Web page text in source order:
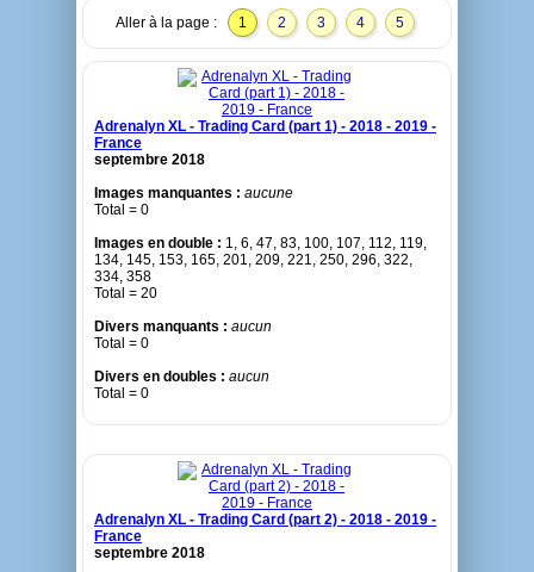
Aller à la page : 1 2 3 4 5
Adrenalyn XL - Trading Card (part 1) - 2018 - 2019 -
France
septembre 2018
Images manquantes : aucune
Total = 0
Images en double : 1, 6, 47, 83, 100, 107, 112, 119,
134, 145, 153, 165, 201, 209, 221, 250, 296, 322,
334, 358
Total = 20
Divers manquants : aucun
Total = 0
Divers en doubles : aucun
Total = 0
Adrenalyn XL - Trading Card (part 2) - 2018 - 2019 -
France
septembre 2018